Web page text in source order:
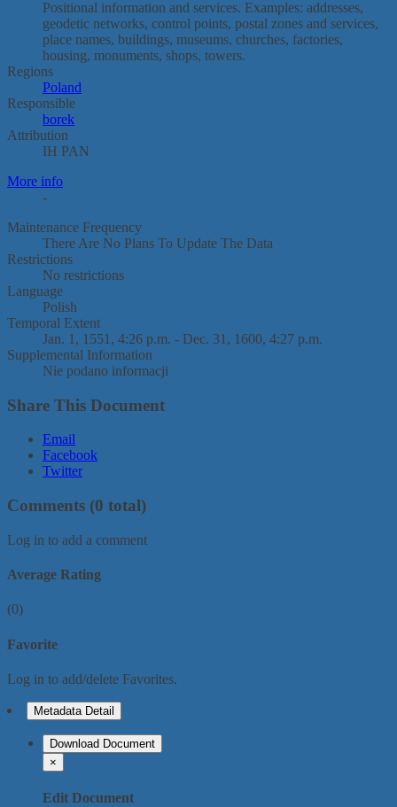
Positional information and services. Examples: addresses,
geodetic networks, control points, postal zones and services,
place names, buildings, museums, churches, factories,
housing, monuments, shops, towers.
Regions
Poland
Responsible
borek
Attribution
IH PAN
More info
-
Maintenance Frequency
There Are No Plans To Update The Data
Restrictions
No restrictions
Language
Polish
Temporal Extent
Jan. 1, 1551, 4:26 p.m. - Dec. 31, 1600, 4:27 p.m.
Supplemental Information
Nie podano informacji
Share This Document
Email
Facebook
Twitter
Comments (0 total)
Log in to add a comment
Average Rating
(0)
Favorite
Log in to add/delete Favorites.
Metadata Detail
Download Document
×
Edit Document